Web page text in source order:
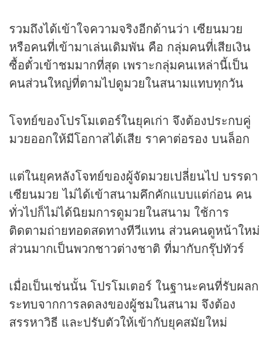
รวมถึงได้เข้าใจความจริงอีกด้านว่า เซียนมวย
หรือคนที่เข้ามาเล่นเดิมพัน คือ กลุ่มคนที่เสียเงิน
ซื้อตั๋วเข้าชมมากที่สุด เพราะกลุ่มคนเหล่านี้เป็น
คนส่วนใหญ่ที่ตามไปดูมวยในสนามแทบทุกวัน
โจทย์ของโปรโมเตอร์ในยุคเก่า จึงต้องประกบคู่
มวยออกให้มีโอกาสได้เสีย ราคาต่อรอง บนล็อก
แต่ในยุคหลังโจทย์ของผู้จัดมวยเปลี่ยนไป บรรดา
เซียนมวย ไม่ได้เข้าสนามคึกคักแบบแต่ก่อน คน
ทั่วไปก็ไม่ได้นิยมการดูมวยในสนาม ใช้การ
ติดตามถ่ายทอดสดทางทีวีแทน ส่วนคนดูหน้าใหม่
ส่วนมากเป็นพวกชาวต่างชาติ ที่มากับกรุ๊ปทัวร์
เมื่อเป็นเช่นนั้น โปรโมเตอร์ ในฐานะคนที่รับผลก
ระทบจากการลดลงของผู้ชมในสนาม จึงต้อง
สรรหาวิธี และปรับตัวให้เข้ากับยุคสมัยใหม่